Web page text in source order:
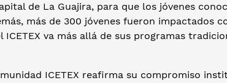
de La Guajira, para que los jóvenes
más de 300 jóvenes fueron impactados
va más allá de sus programas
ICETEX reafirma su compromiso